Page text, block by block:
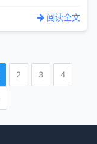
阅读全文
2 3 4